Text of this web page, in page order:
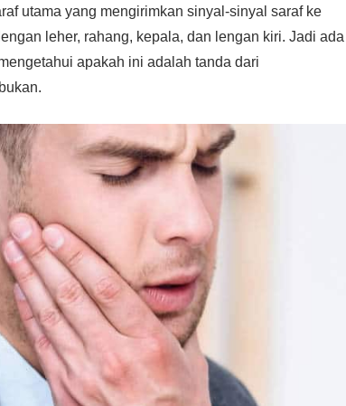
utama yang mengirimkan sinyal-sinyal saraf ke
leher, rahang, kepala, dan lengan kiri. Jadi ada
apakah ini adalah tanda dari